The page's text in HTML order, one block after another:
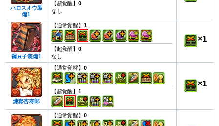
ハロスオウ装
備1
【超覚醒】 0
なし
禰豆子装備1
【通常覚醒】 1
【超覚醒】 0
なし
×1
煉獄杏寿郎
【通常覚醒】 0
【超覚醒】 1
×1
【通常覚醒】 0